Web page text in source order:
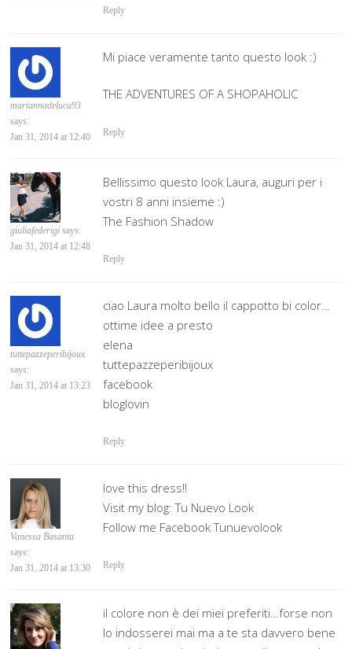
Reply
mariannadeluca93
says:
Jan 31, 2014 at 12:40
Mi piace veramente tanto questo look :)
THE ADVENTURES OF A SHOPAHOLIC
Reply
giuliafederigi says:
Jan 31, 2014 at 12:48
Bellissimo questo look Laura, auguri per i
vostri 8 anni insieme :)
The Fashion Shadow
Reply
tuttepazzeperibijoux
says:
Jan 31, 2014 at 13:23
ciao Laura molto bello il cappotto bi color…
ottime idee a presto
elena
tuttepazzeperibijoux
facebook
bloglovin
Reply
Vanessa Basanta
says:
Jan 31, 2014 at 13:30
love this dress!!
Visit my blog:Tu Nuevo Look
Follow me Facebook Tunuevolook
Reply
il colore non è dei miei preferiti…forse non
lo indosserei mai ma a te sta davvero bene